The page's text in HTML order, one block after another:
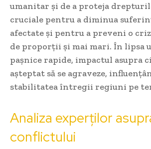
umanitar și de a proteja
cruciale pentru a diminua
afectate și pentru a preveni o
de proporții și mai mari. În lipsa
pașnice rapide, impactul asupra
așteptat să se agraveze,
stabilitatea întregii regiuni pe
Analiza experților
conflictului